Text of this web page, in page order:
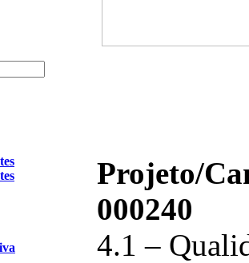
Projeto/
000240
4.1 –